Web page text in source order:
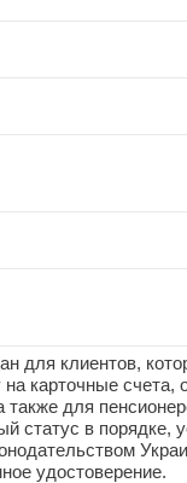
для клиентов,
на карточные
также для
статус в порядке,
удостоверение.